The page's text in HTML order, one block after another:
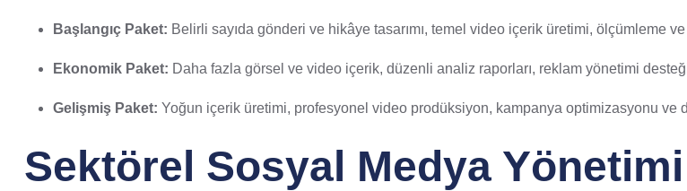
Başlangıç Paket: Belirli sayıda gönderi ve hikâye tasarımı, temel video içerik üretimi, ölçümleme
Ekonomik Paket: Daha fazla görsel ve video içerik, düzenli analiz raporları, reklam yönetimi
Gelişmiş Paket: Yoğun içerik üretimi, profesyonel video prodüksiyon, kampanya optimizasyonu ve
Sektörel Sosyal Medya